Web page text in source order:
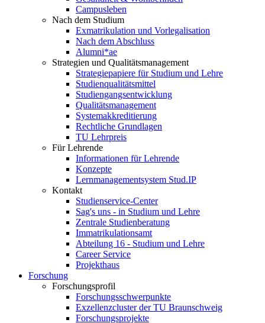
Campusleben
Nach dem Studium
Exmatrikulation und Vorlegalisation
Nach dem Abschluss
Alumni*ae
Strategien und Qualitätsmanagement
Strategiepapiere für Studium und Lehre
Studienqualitätsmittel
Studiengangsentwicklung
Qualitätsmanagement
Systemakkreditierung
Rechtliche Grundlagen
TU Lehrpreis
Für Lehrende
Informationen für Lehrende
Konzepte
Lernmanagementsystem Stud.IP
Kontakt
Studienservice-Center
Sag's uns - in Studium und Lehre
Zentrale Studienberatung
Immatrikulationsamt
Abteilung 16 - Studium und Lehre
Career Service
Projekthaus
Forschung
Forschungsprofil
Forschungsschwerpunkte
Exzellenzcluster der TU Braunschweig
Forschungsprojekte